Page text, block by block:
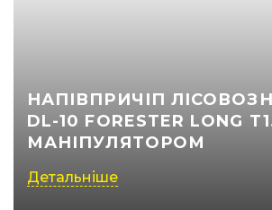
НАПІВПРИЧІП
DL-10 FORESTER LONG
МАНІПУЛЯТОРОМ
Детальніше